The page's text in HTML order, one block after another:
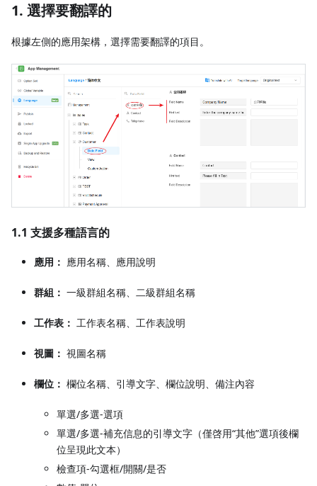
1. 選擇要翻譯的
根據左側的應用架構，選擇需要翻譯的項目。
1.1 支援多種語言的
應用： 應用名稱、應用說明
群組： 一級群組名稱、二級群組名稱
工作表： 工作表名稱、工作表說明
視圖： 視圖名稱
欄位： 欄位名稱、引導文字、欄位說明、備注內容
單選/多選-選項
單選/多選-補充信息的引導文字（僅啓用“其他”選項後欄
位呈現此文本）
檢查項-勾選框/開關/是否